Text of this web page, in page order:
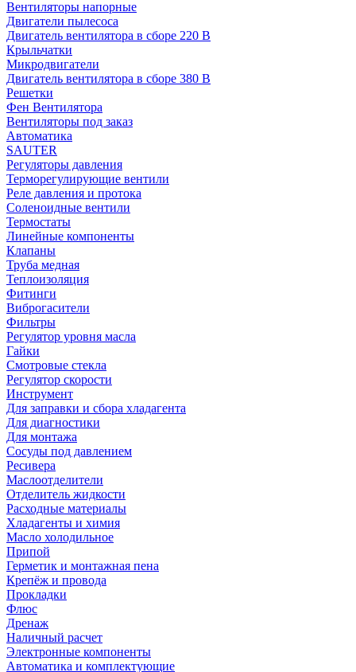
Вентиляторы напорные
Двигатели пылесоса
Двигатель вентилятора в сборе 220 В
Крыльчатки
Микродвигатели
Двигатель вентилятора в сборе 380 В
Решетки
Фен Вентилятора
Вентиляторы под заказ
Автоматика
SAUTER
Регуляторы давления
Терморегулирующие вентили
Реле давления и протока
Соленоидные вентили
Термостаты
Линейные компоненты
Клапаны
Труба медная
Теплоизоляция
Фитинги
Виброгасители
Фильтры
Регулятор уровня масла
Гайки
Смотровые стекла
Регулятор скорости
Инструмент
Для заправки и сбора хладагента
Для диагностики
Для монтажа
Сосуды под давлением
Ресивера
Маслоотделители
Отделитель жидкости
Расходные материалы
Хладагенты и химия
Масло холодильное
Припой
Герметик и монтажная пена
Крепёж и провода
Прокладки
Флюс
Дренаж
Наличный расчет
Электронные компоненты
Автоматика и комплектующие